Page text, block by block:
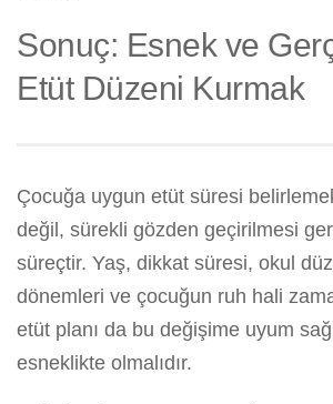
Sonuç: Esnek ve
Etüt Düzeni Kurmak
Çocuğa uygun etüt süresi
değil, sürekli gözden geçirilmesi
süreçtir. Yaş, dikkat süresi, okul
dönemleri ve çocuğun ruh hali
etüt planı da bu değişime uyum
esneklikte olmalıdır.